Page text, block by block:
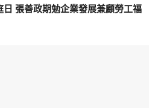
張善政期勉企業發展兼顧勞工福